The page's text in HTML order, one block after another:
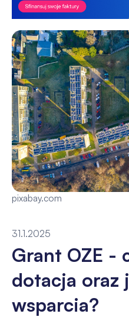
31.1.2025
Grant OZE -
dotacja oraz
wsparcia?
pixabay.com